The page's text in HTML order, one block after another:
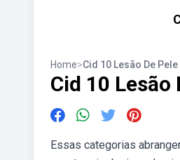
Home>Cid 10 Lesão De Pele
Cid 10 Lesão
Essas categorias